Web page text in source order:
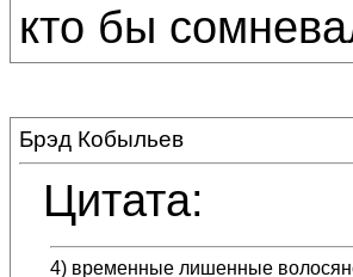
кто бы
Брэд Кобыльев
Цитата:
4) временные лишенные